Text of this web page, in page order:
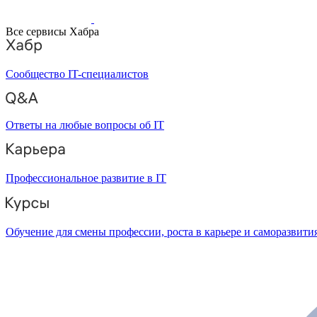
Все сервисы Хабра
Сообщество IT-специалистов
Ответы на любые вопросы об IT
Профессиональное развитие в IT
Обучение для смены профессии, роста в карьере и